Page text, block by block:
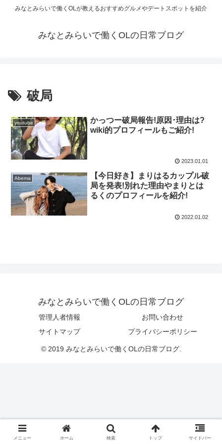
みなとみらいで働くOLが教えるおすすめグルメやデートスポットを紹介
みなとみらいで働くOLの日常ブログ
破局
youtube
かっつー破局報告!原因･理由は?
wiki的プロフィールもご紹介!
2023.01.01
Abema
【今日好き】まりはるカップル破
局を発表!別れた理由やまりとは
るくのプロフィールを紹介!
2022.01.02
みなとみらいで働くOLの日常ブログ
管理人者情報
お問い合わせ
サイトマップ
プライバシーポリシー
© 2019 みなとみらいで働くOLの日常ブログ.
メニュー ホーム 検索 トップ サイドバー